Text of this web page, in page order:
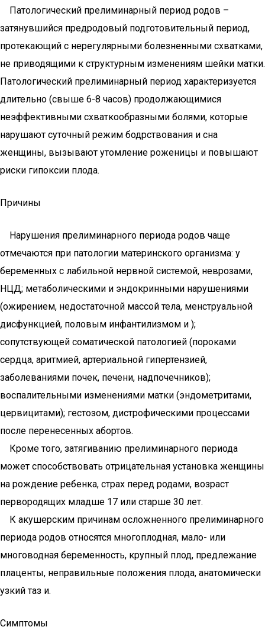
Патологический прелиминарный период родов –
затянувшийся предродовый подготовительный период,
протекающий с нерегулярными болезненными схватками,
не приводящими к структурным изменениям шейки матки.
Патологический прелиминарный период характеризуется
длительно (свыше 6-8 часов) продолжающимися
неэффективными схваткообразными болями, которые
нарушают суточный режим бодрствования и сна
женщины, вызывают утомление роженицы и повышают
риски гипоксии плода.
Причины
Нарушения прелиминарного периода родов чаще
отмечаются при патологии материнского организма: у
беременных с лабильной нервной системой, неврозами,
НЦД; метаболическими и эндокринными нарушениями
(ожирением, недостаточной массой тела, менструальной
дисфункцией, половым инфантилизмом и );
сопутствующей соматической патологией (пороками
сердца, аритмией, артериальной гипертензией,
заболеваниями почек, печени, надпочечников);
воспалительными изменениями матки (эндометритами,
цервицитами); гестозом, дистрофическими процессами
после перенесенных абортов.
Кроме того, затягиванию прелиминарного периода
может способствовать отрицательная установка женщины
на рождение ребенка, страх перед родами, возраст
первородящих младше 17 или старше 30 лет.
К акушерским причинам осложненного прелиминарного
периода родов относятся многоплодная, мало- или
многоводная беременность, крупный плод, предлежание
плаценты, неправильные положения плода, анатомически
узкий таз и.
Симптомы